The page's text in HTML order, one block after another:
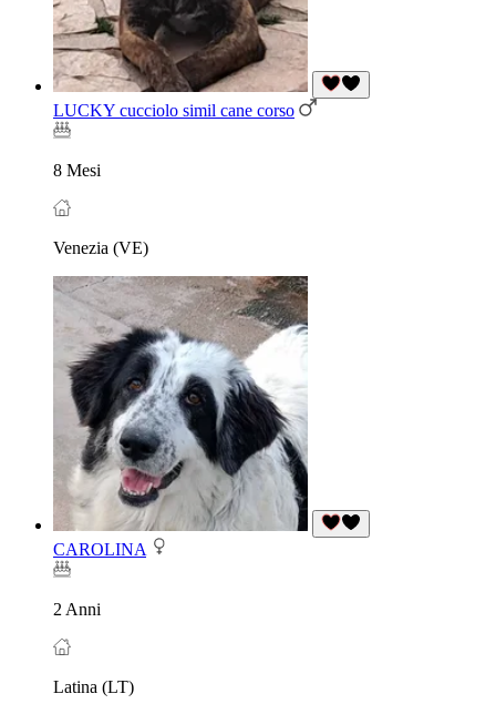
LUCKY cucciolo simil cane corso
8 Mesi
Venezia (VE)
CAROLINA
2 Anni
Latina (LT)